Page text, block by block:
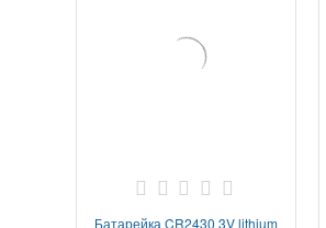
Батарейка CR2430 3V lithium